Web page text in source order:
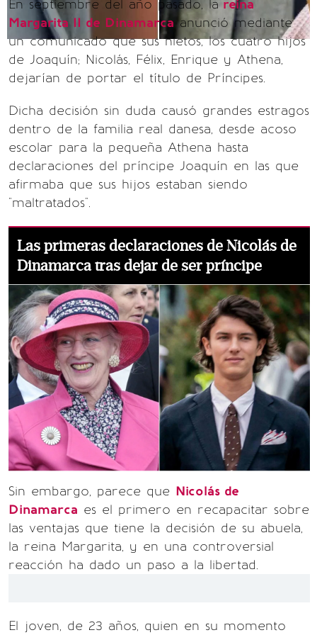
En septiembre del año pasado, la reina
Margarita II de Dinamarca anunció mediante
un comunicado que sus nietos, los cuatro hijos
de Joaquín; Nicolás, Félix, Enrique y Athena,
dejarían de portar el título de Príncipes.
Dicha decisión sin duda causó grandes estragos
dentro de la familia real danesa, desde acoso
escolar para la pequeña Athena hasta
declaraciones del príncipe Joaquín en las que
afirmaba que sus hijos estaban siendo
"maltratados".
Las primeras declaraciones de Nicolás de
Dinamarca tras dejar de ser príncipe
Sin embargo, parece que Nicolás de
Dinamarca es el primero en recapacitar sobre
las ventajas que tiene la decisión de su abuela,
la reina Margarita, y en una controversial
reacción ha dado un paso a la libertad.
El joven, de 23 años, quien en su momento